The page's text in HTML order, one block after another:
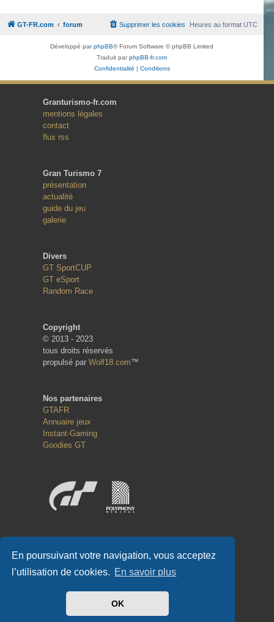
En poursuivant votre navigation, vous acceptez
l’utilisation de cookies. En savoir plus
OK
GT-FR.com forum Heures au formatUTC
Supprimer les cookies
Développé parphpBB® Forum Software © phpBB Limited
Traduit parphpBB-fr.com
Confidentialité | Conditions
Granturismo-fr.com
mentions légales
contact
flux rss
Gran Turismo 7
présentation
actualité
guide du jeu
galerie
Divers
GT SportCUP
GT eSport
Random Race
Copyright
© 2013 - 2023
tous droits réservés
propulsé par Wolf18.com™
Nos partenaires
GTAFR
Annuaire jeux
Instant-Gaming
Goodies GT
#GTFR